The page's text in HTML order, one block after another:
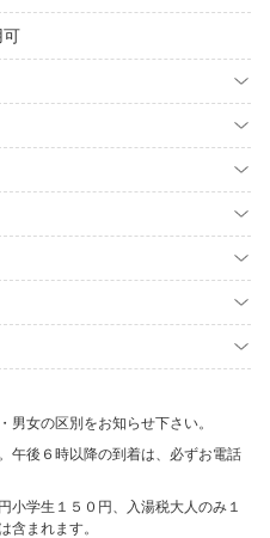
可
男女の区別をお知らせ下さい。
午後６時以降の到着は、必ずお電話
小学生１５０円、入湯税大人のみ１
含まれます。